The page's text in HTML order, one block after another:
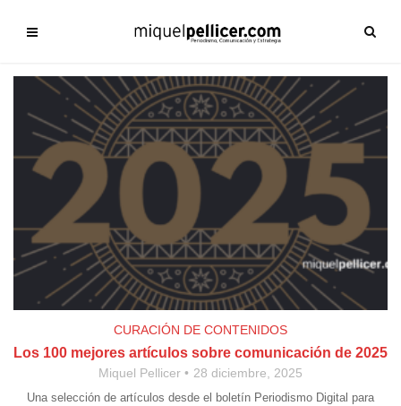
CURACIÓN DE CONTENIDOS
Los 100 mejores artículos sobre comunicación de 2025
Miquel Pellicer 28 diciembre, 2025
Una selección de artículos desde el boletín Periodismo Digital para